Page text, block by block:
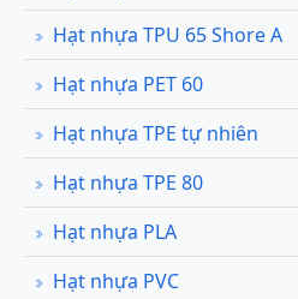
Hạt nhựa TPU 65 Shore A
Hạt nhựa PET 60
Hạt nhựa TPE tự nhiên
Hạt nhựa TPE 80
Hạt nhựa PLA
Hạt nhựa PVC